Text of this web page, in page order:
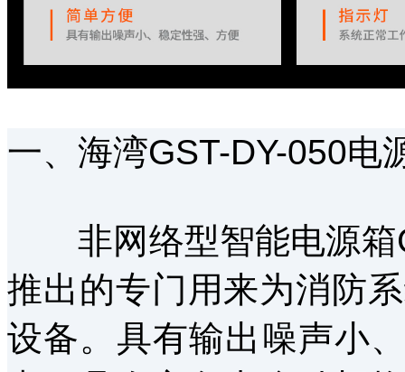
一、海湾GST-DY-050电
非网络型智能电源箱
推出的专门用来为消防
设备。具有输出噪声小